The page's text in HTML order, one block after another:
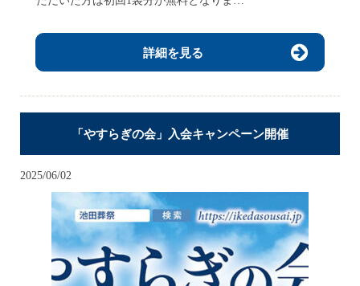
詳細を見る
「やすらぎの会」入会キャンペーン開催
2025/06/02